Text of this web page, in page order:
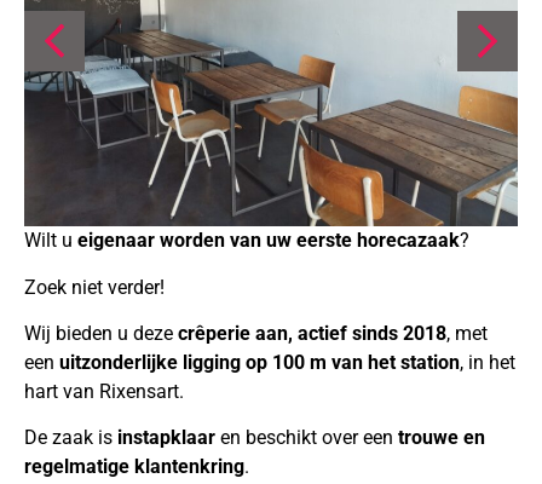
Wilt u eigenaar worden van uw eerste horecazaak?
Zoek niet verder!
Wij bieden u deze crêperie aan, actief sinds 2018, met
een uitzonderlijke ligging op 100 m van het station, in het
hart van Rixensart.
De zaak is instapklaar en beschikt over een trouwe en
regelmatige klantenkring.